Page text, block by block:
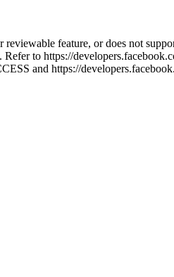
feature, or does not
to https://
and https://